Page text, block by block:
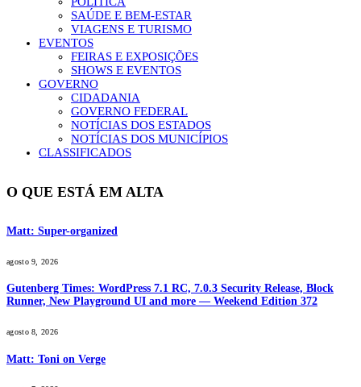
SAÚDE E BEM-ESTAR
VIAGENS E TURISMO
EVENTOS
FEIRAS E EXPOSIÇÕES
SHOWS E EVENTOS
GOVERNO
CIDADANIA
GOVERNO FEDERAL
NOTÍCIAS DOS ESTADOS
NOTÍCIAS DOS MUNICÍPIOS
CLASSIFICADOS
O QUE ESTÁ EM ALTA
Matt: Super-organized
agosto 9, 2026
Gutenberg Times: WordPress 7.1 RC, 7.0.3 Security Release, Block
Runner, New Playground UI and more — Weekend Edition 372
agosto 8, 2026
Matt: Toni on Verge